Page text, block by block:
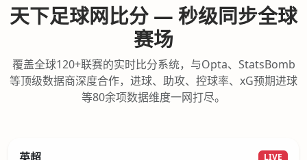
天下足球网比分 — 秒级同步全球
赛场
覆盖全球120+联赛的实时比分系统，与Opta、StatsBomb
等顶级数据商深度合作，进球、助攻、控球率、xG预期进球
等80余项数据维度一网打尽。
LIVE